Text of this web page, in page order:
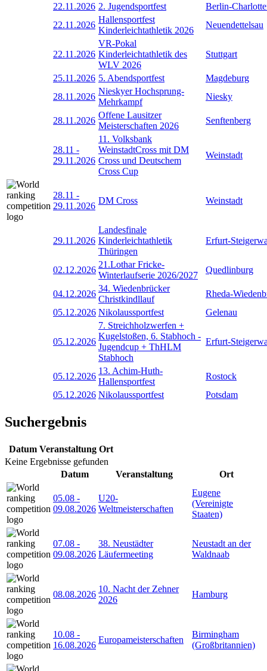
22.11.2026 2. Jugendsportfest
Berlin-
22.11.2026
Hallensportfest
Kinderleichtathletik 2026
Neuendettelsau
22.11.2026
VR-Pokal
Kinderleichtathletik des
WLV 2026
Stuttgart
25.11.2026 5. Abendsportfest
Magdeburg
28.11.2026
Nieskyer Hochsprung-
Mehrkampf
Niesky
28.11.2026
Offene Lausitzer
Meisterschaften 2026
Senftenberg
28.11 -
29.11.2026
11. Volksbank
WeinstadtCross mit DM
Cross und Deutschem
Cross Cup
Weinstadt
28.11 -
29.11.2026
DM Cross Weinstadt
29.11.2026
Landesfinale
Kinderleichtathletik
Thüringen
Erfurt-
02.12.2026
21.Lothar Fricke-
Winterlaufserie 2026/2027
Quedlinburg
04.12.2026
34. Wiedenbrücker
Christkindllauf
Rheda-
05.12.2026 Nikolaussportfest Gelenau
05.12.2026
7. Streichholzwerfen +
Kugelstoßen, 6. Stabhoch -
Jugendcup + ThHLM
Stabhoch
Erfurt-
05.12.2026
13. Achim-Huth-
Hallensportfest
Rostock
05.12.2026 Nikolaussportfest Potsdam
Suchergebnis
Datum Veranstaltung Ort
Keine Ergebnisse gefunden
Datum
Veranstaltung Ort
05.08 -
09.08.2026
U20-
Weltmeisterschaften
Eugene
(Vereinigte
Staaten)
07.08 -
09.08.2026
38. Neustädter
Läufermeeting
Neustadt an der
Waldnaab
08.08.2026
10. Nacht der Zehner
2026
Hamburg
10.08 -
16.08.2026
Europameisterschaften
Birmingham
(Großbritannien)